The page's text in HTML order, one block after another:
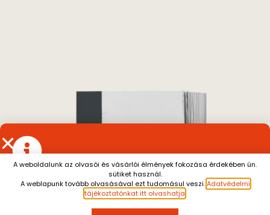
Július 13. és augusztus 7. között a személyes átvétel
szünetel.
A július 10. után leadott rendeléseket
augusztus 10. után tudjuk küldeni.
A weboldalunk az olvasói és vásárlói élmények fokozása érdekében ún.
sütiket használ.
A weblapunk tovább olvasásával ezt tudomásul veszi.Adatvédelmi
tájékoztatónkat itt olvashatja